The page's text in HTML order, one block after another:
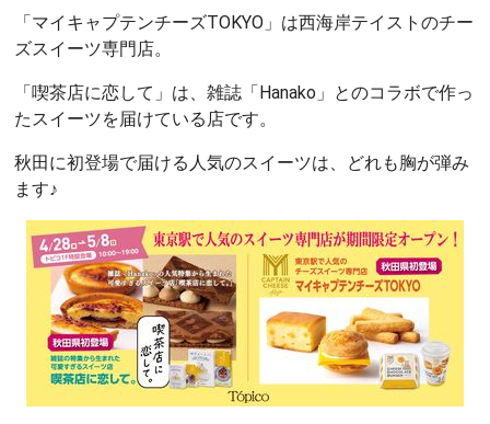
k
「マイキャプテンチーズTOKYO」は西海岸テイストのチー
ズスイーツ専門店。
「喫茶店に恋して」は、雑誌「Hanako」とのコラボで作っ
たスイーツを届けている店です。
秋田に初登場で届ける人気のスイーツは、どれも胸が弾み
ます♪